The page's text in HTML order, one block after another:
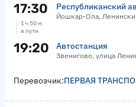
17:30 Республиканский
Йошкар-Ола,
1 ч 50 м
в пути
19:20 Автостанция
Звенигово, улица
Перевозчик:ПЕРВАЯ